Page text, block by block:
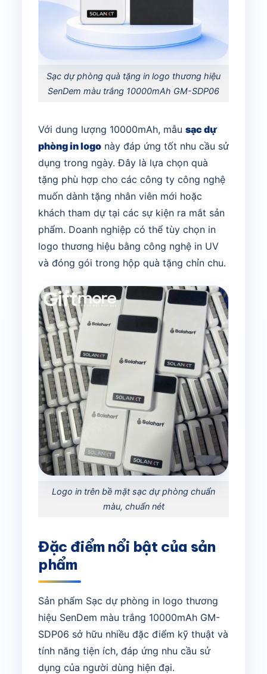
Sạc dự phòng quà tặng in logo thương hiệu
SenDem màu trắng 10000mAh GM-SDP06
Với dung lượng 10000mAh, mẫu sạc dự
phòng in logo này đáp ứng tốt nhu cầu sử
dụng trong ngày. Đây là lựa chọn quà
tặng phù hợp cho các công ty công nghệ
muốn dành tặng nhân viên mới hoặc
khách tham dự tại các sự kiện ra mắt sản
phẩm. Doanh nghiệp có thể tùy chọn in
logo thương hiệu bằng công nghệ in UV
và đóng gói trong hộp quà tặng chỉn chu.
Logo in trên bề mặt sạc dự phòng chuẩn
màu, chuẩn nét
Đặc điểm nổi bật của sản
phẩm
Sản phẩm Sạc dự phòng in logo thương
hiệu SenDem màu trắng 10000mAh GM-
SDP06 sở hữu nhiều đặc điểm kỹ thuật và
tính năng tiện ích, đáp ứng nhu cầu sử
dụng của người dùng hiện đại.